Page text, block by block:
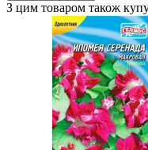
З цим товаром також